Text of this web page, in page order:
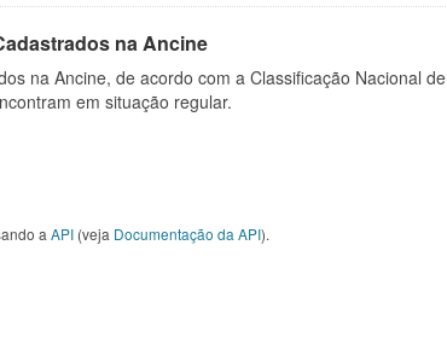
na Ancine
na Ancine, de acordo com a Classificação Nacional de
em situação regular.
a API (veja Documentação da API).